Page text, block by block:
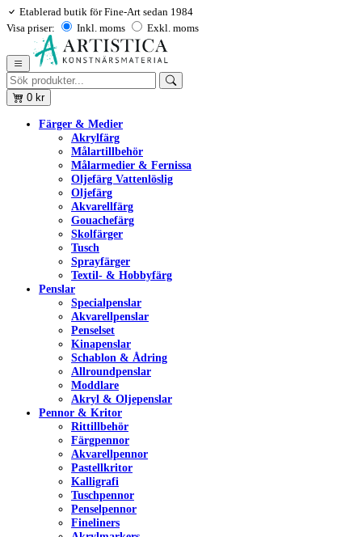
Etablerad butik för Fine-Art sedan 1984
Visa priser:
Inkl. moms Exkl. moms
0 kr
Färger & Medier
Akrylfärg
Målartillbehör
Målarmedier & Fernissa
Oljefärg Vattenlöslig
Oljefärg
Akvarellfärg
Gouachefärg
Skolfärger
Tusch
Sprayfärger
Textil- & Hobbyfärg
Penslar
Specialpenslar
Akvarellpenslar
Penselset
Kinapenslar
Schablon & Ådring
Allroundpenslar
Moddlare
Akryl & Oljepenslar
Pennor & Kritor
Rittillbehör
Färgpennor
Akvarellpennor
Pastellkritor
Kalligrafi
Tuschpennor
Penselpennor
Fineliners